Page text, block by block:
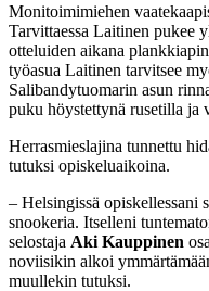
Monitoimimiehen
Tarvittaessa Laitinen pukee
otteluiden aikana
työasua Laitinen tarvitsee
Salibandytuomarin asun
puku höystettynä rusetilla ja
Herrasmieslajina tunnettu
tutuksi opiskeluaikoina.
– Helsingissä opiskellessani
snookeria. Itselleni
selostaja Aki Kauppinen
noviisikin alkoi
muullekin tutuksi.